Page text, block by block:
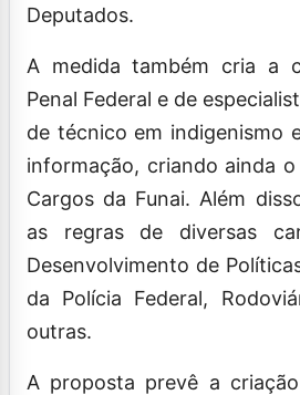
Deputados.
A medida também cria a
Penal Federal e de
de técnico em indigenismo
informação, criando ainda o
Cargos da Funai. Além
as regras de diversas
Desenvolvimento de
da Polícia Federal,
outras.
A proposta prevê a